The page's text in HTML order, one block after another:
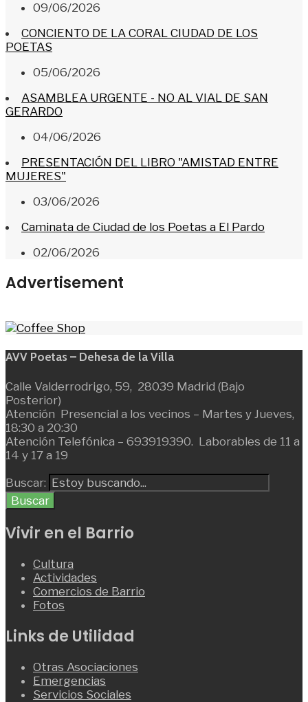
09/06/2026
CONCIENTO DE LA CORAL CIUDAD DE LOS
POETAS
05/06/2026
ASAMBLEA URGENTE - NO AL VIAL DE SAN
GERARDO
04/06/2026
PRESENTACIÓN DEL LIBRO "AMISTAD ENTRE
MUJERES"
03/06/2026
Caminata de Ciudad de los Poetas a El Pardo
02/06/2026
Advertisement
AVV Poetas – Dehesa de la Villa
Calle Valderrodrigo, 59, 28039 Madrid (Bajo
Posterior)
Atención Presencial a los vecinos – Martes y Jueves,
18:30 a 20:30
Atención Telefónica – 693919390. Laborables de 11 a
14 y 17 a 19
Buscar:
Buscar
Vivir en el Barrio
Cultura
Actividades
Comercios de Barrio
Fotos
Links de Utilidad
Otras Asociaciones
Emergencias
Servicios Sociales